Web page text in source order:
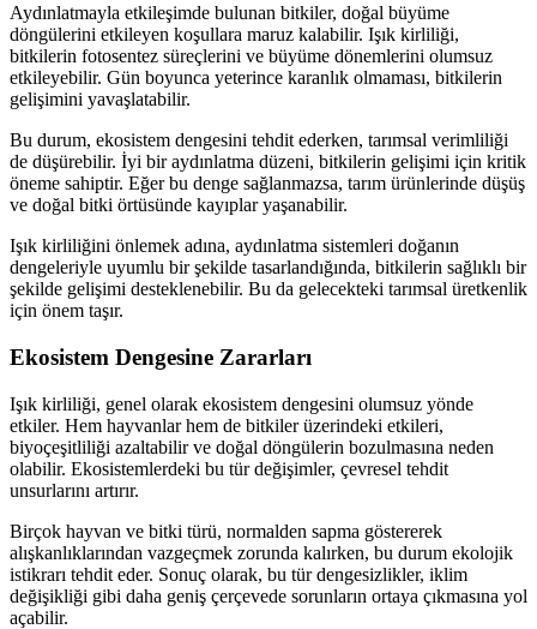
Aydınlatmayla etkileşimde bulunan bitkiler, doğal büyüme
döngülerini etkileyen koşullara maruz kalabilir. Işık kirliliği,
bitkilerin fotosentez süreçlerini ve büyüme dönemlerini olumsuz
etkileyebilir. Gün boyunca yeterince karanlık olmaması, bitkilerin
gelişimini yavaşlatabilir.
Bu durum, ekosistem dengesini tehdit ederken, tarımsal verimliliği
de düşürebilir. İyi bir aydınlatma düzeni, bitkilerin gelişimi için kritik
öneme sahiptir. Eğer bu denge sağlanmazsa, tarım ürünlerinde düşüş
ve doğal bitki örtüsünde kayıplar yaşanabilir.
Işık kirliliğini önlemek adına, aydınlatma sistemleri doğanın
dengeleriyle uyumlu bir şekilde tasarlandığında, bitkilerin sağlıklı bir
şekilde gelişimi desteklenebilir. Bu da gelecekteki tarımsal üretkenlik
için önem taşır.
Ekosistem Dengesine Zararları
Işık kirliliği, genel olarak ekosistem dengesini olumsuz yönde
etkiler. Hem hayvanlar hem de bitkiler üzerindeki etkileri,
biyoçeşitliliği azaltabilir ve doğal döngülerin bozulmasına neden
olabilir. Ekosistemlerdeki bu tür değişimler, çevresel tehdit
unsurlarını artırır.
Birçok hayvan ve bitki türü, normalden sapma göstererek
alışkanlıklarından vazgeçmek zorunda kalırken, bu durum ekolojik
istikrarı tehdit eder. Sonuç olarak, bu tür dengesizlikler, iklim
değişikliği gibi daha geniş çerçevede sorunların ortaya çıkmasına yol
açabilir.